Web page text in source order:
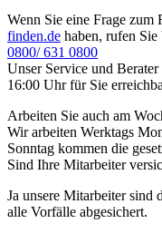
Wenn Sie eine Frage zum
finden.de haben, rufen
0800/ 631 0800
Unser Service und
16:00 Uhr für Sie
Arbeiten Sie auch am
Wir arbeiten Werktags
Sonntag kommen die
Sind Ihre Mitarbeiter
Ja unsere Mitarbeiter sind
alle Vorfälle abgesichert.